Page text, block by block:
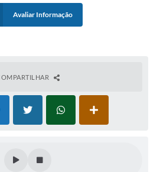
Avaliar Informação